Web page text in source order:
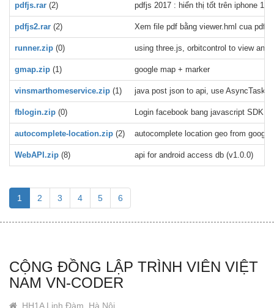
pdfjs.rar (2) pdfjs 2017 : hiển thị tốt trên iphone
pdfjs2.rar (2) Xem file pdf bằng viewer.hml cua
runner.zip (0) using three.js, orbitcontrol to view an
gmap.zip (1) google map + marker
vinsmarthomeservice.zip (1) java post json to api, use AsyncTask,
fblogin.zip (0) Login facebook bang javascript SDK
autocomplete-location.zip (2) autocomplete location geo from
WebAPI.zip (8) api for android access db (v1.0.0)
1 2 3 4 5 6
CỘNG ĐỒNG LẬP TRÌNH VIÊN VIỆT
NAM VN-CODER
HH1A Linh Đàm, Hà Nội